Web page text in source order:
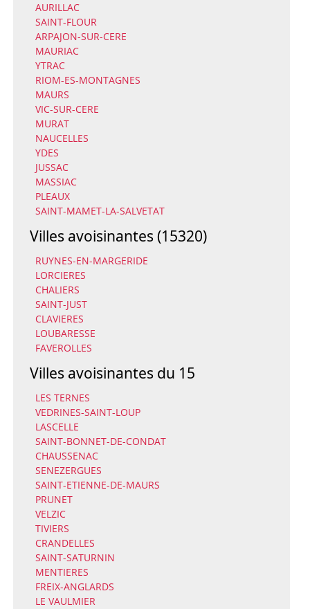
AURILLAC
SAINT-FLOUR
ARPAJON-SUR-CERE
MAURIAC
YTRAC
RIOM-ES-MONTAGNES
MAURS
VIC-SUR-CERE
MURAT
NAUCELLES
YDES
JUSSAC
MASSIAC
PLEAUX
SAINT-MAMET-LA-SALVETAT
Villes avoisinantes (15320)
RUYNES-EN-MARGERIDE
LORCIERES
CHALIERS
SAINT-JUST
CLAVIERES
LOUBARESSE
FAVEROLLES
Villes avoisinantes du 15
LES TERNES
VEDRINES-SAINT-LOUP
LASCELLE
SAINT-BONNET-DE-CONDAT
CHAUSSENAC
SENEZERGUES
SAINT-ETIENNE-DE-MAURS
PRUNET
VELZIC
TIVIERS
CRANDELLES
SAINT-SATURNIN
MENTIERES
FREIX-ANGLARDS
LE VAULMIER